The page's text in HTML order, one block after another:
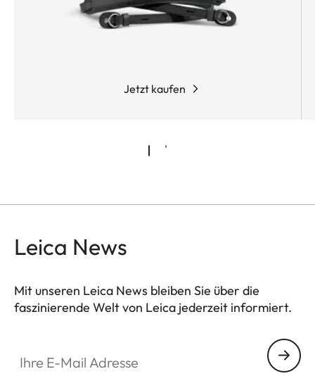
Jetzt kaufen
Leica News
Mit unseren Leica News bleiben Sie über die
faszinierende Welt von Leica jederzeit informiert.